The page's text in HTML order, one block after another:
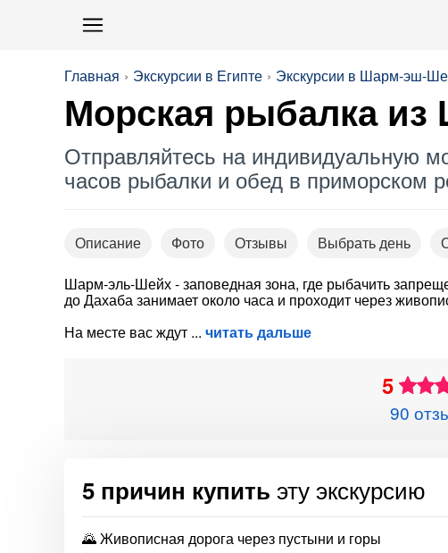
Главная Экскурсии в Египте Экскурсии в Шарм-эш-
Морская рыбалка
Отправляйтесь на индивидуальную
часов рыбалки и обед в приморском
Описание Фото Отзывы Выбрать день
Шарм-эль-Шейх - заповедная зона, где рыбачить
до Дахаба занимает около часа и проходит через
На месте вас ждут
читать дальше
5
90
5 причин купить эту экскурсию
🌄 Живописная дорога через пустыни и горы